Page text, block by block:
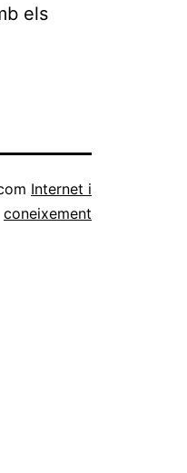
els
Internet i
coneixement